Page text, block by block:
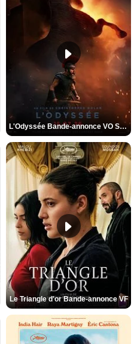
L'Odyssée Bande-annonce VO STFR
Le Triangle d'or Bande-annonce VF